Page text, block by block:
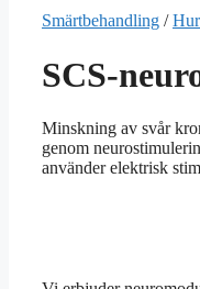
Smärtbehandling /
SCS-
Minskning av svår
genom
använder elektrisk